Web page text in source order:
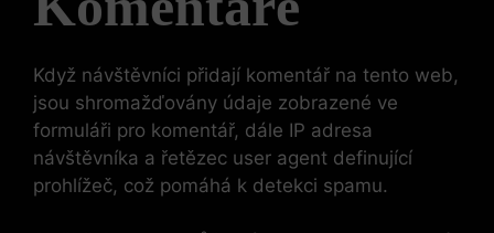
Když návštěvníci přidají komentář na tento web,
jsou shromažďovány údaje zobrazené ve
formuláři pro komentář, dále IP adresa
návštěvníka a řetězec user agent definující
prohlížeč, což pomáhá k detekci spamu.